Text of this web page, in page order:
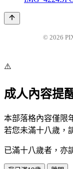
© 2026
⚠️
成人內容提
本部落格內容僅限
若您未滿十八歲，
已滿十八歲者，亦